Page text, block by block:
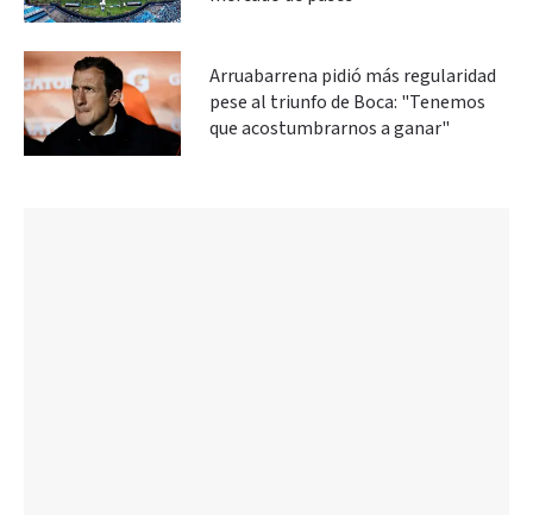
Arruabarrena pidió más regularidad
pese al triunfo de Boca: "Tenemos
que acostumbrarnos a ganar"